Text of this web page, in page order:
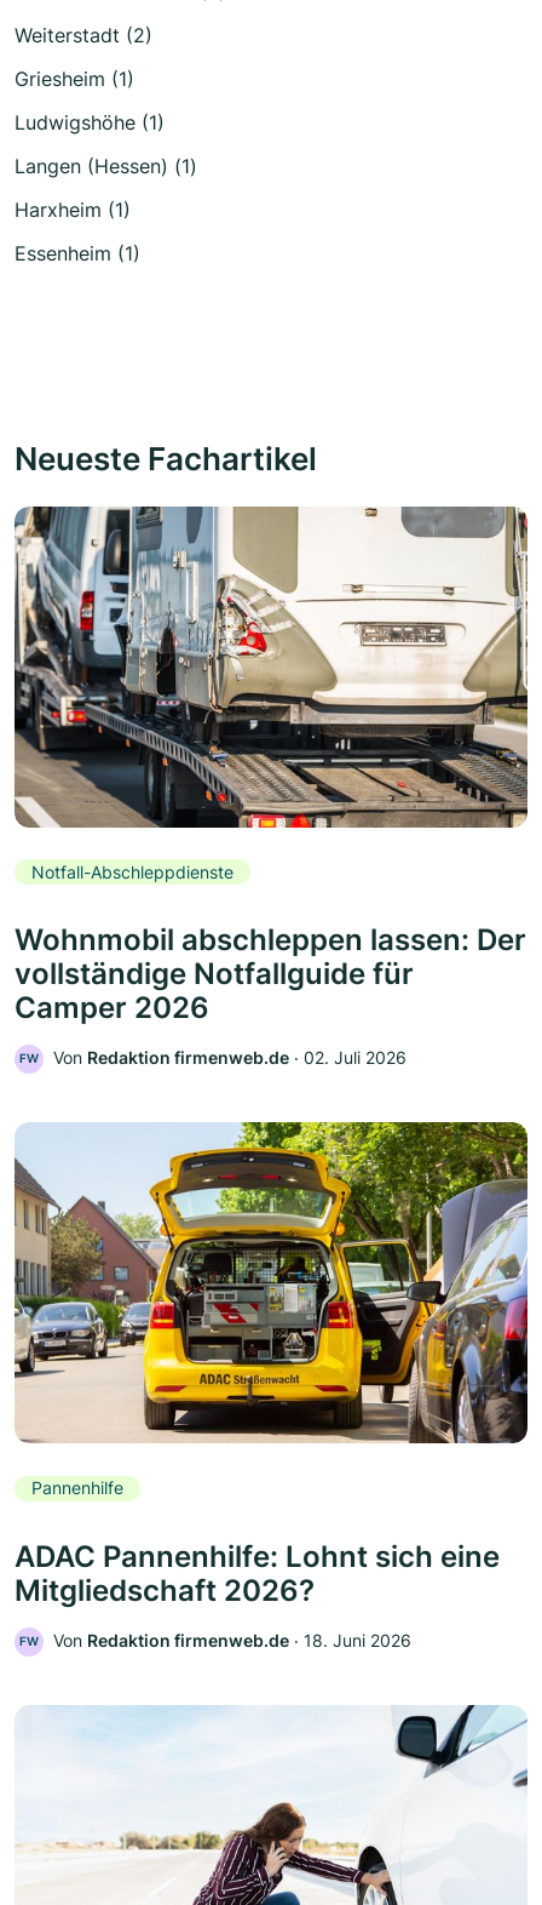
Weiterstadt (2)
Griesheim (1)
Ludwigshöhe (1)
Langen (Hessen) (1)
Harxheim (1)
Essenheim (1)
Neueste Fachartikel
Notfall-Abschleppdienste
Wohnmobil abschleppen lassen: Der
vollständige Notfallguide für
Camper 2026
FW Von Redaktion firmenweb.de ‧ 02. Juli 2026
Pannenhilfe
ADAC Pannenhilfe: Lohnt sich eine
Mitgliedschaft 2026?
FW Von Redaktion firmenweb.de ‧ 18. Juni 2026